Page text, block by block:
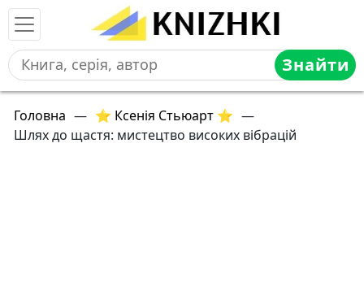
Знайти
Головна — ⭐ Ксенія Стьюарт ⭐ —
Шлях до щастя: мистецтво високих вібрацій